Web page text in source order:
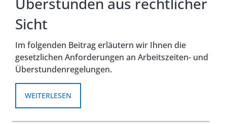
Sicht
Im folgenden Beitrag erläutern wir Ihnen die
gesetzlichen Anforderungen an Arbeitszeiten- und
Überstundenregelungen.
WEITERLESEN